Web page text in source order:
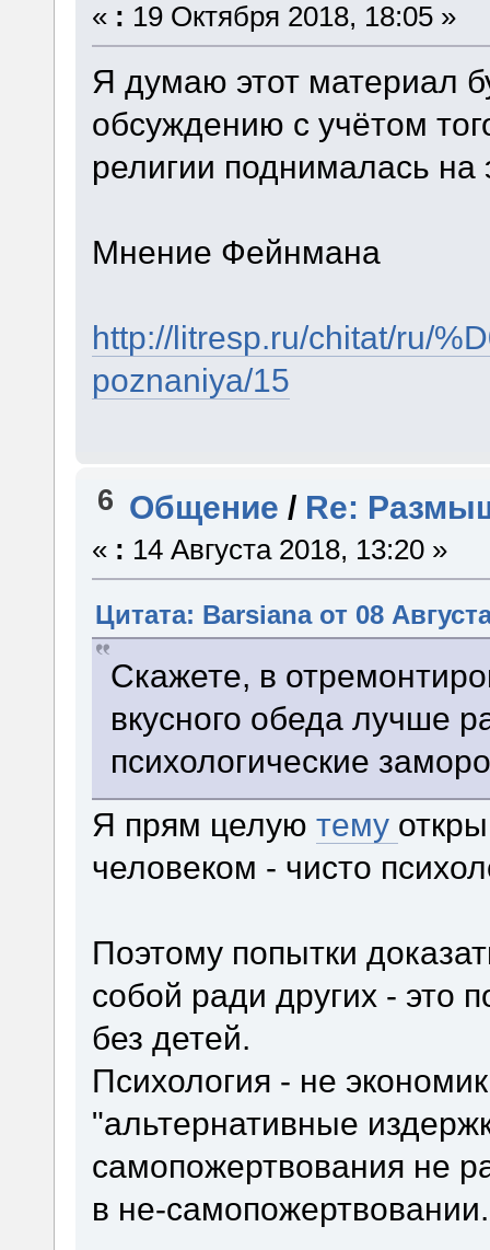
« : 19 Октября 2018, 18:05 »
Я думаю этот материал
обсуждению с учётом
религии поднималась на
Мнение Фейнмана
http://litresp.ru/chitat/ru/
poznaniya/15
6 Общение / Re:
« : 14 Августа 2018, 13:20 »
Цитата: Barsiana от 08
Скажете, в
вкусного обеда лучше
психологические
Я прям целую тему
человеком - чисто
Поэтому попытки
собой ради других - это
без детей.
Психология - не
"альтернативные
самопожертвования не
в не-самопожертвовании.